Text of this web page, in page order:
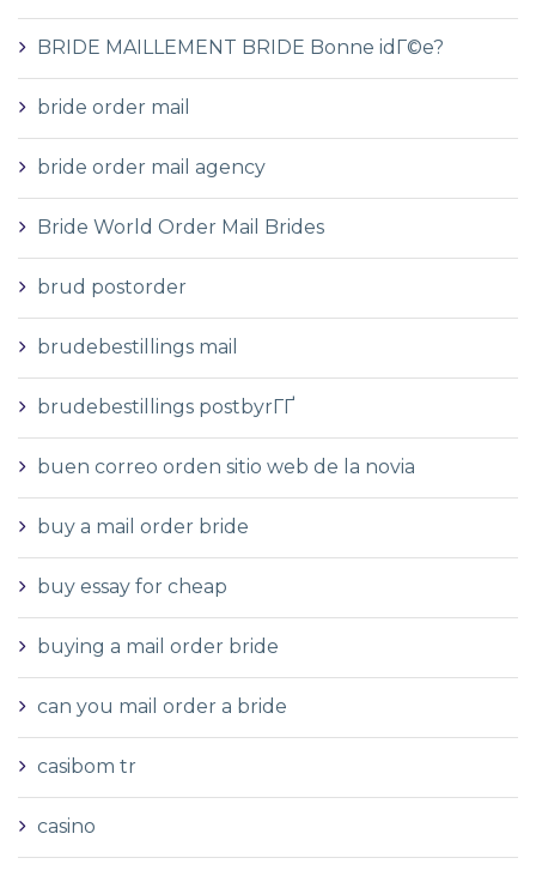
BRIDE MAILLEMENT BRIDE Bonne idГ©e?
bride order mail
bride order mail agency
Bride World Order Mail Brides
brud postorder
brudebestillings mail
brudebestillings postbyrГҐ
buen correo orden sitio web de la novia
buy a mail order bride
buy essay for cheap
buying a mail order bride
can you mail order a bride
casibom tr
casino